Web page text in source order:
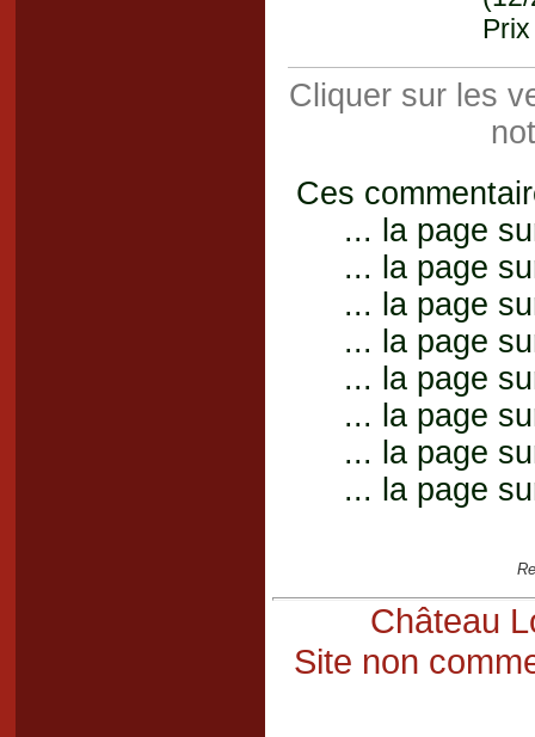
Cliquer sur les
Ces
... la page
... la page
... la page
... la page
... la page
... la page
... la page
... la page
Château
Site non